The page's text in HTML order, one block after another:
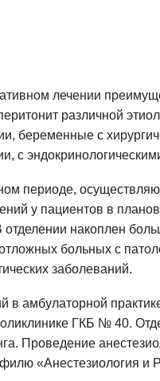
лечении
различной
беременные с
с
периоде,
у пациентов в
накоплен
больных с
заболеваний.
в амбулаторной
ГКБ № 40.
Проведение
«Анестезиология и